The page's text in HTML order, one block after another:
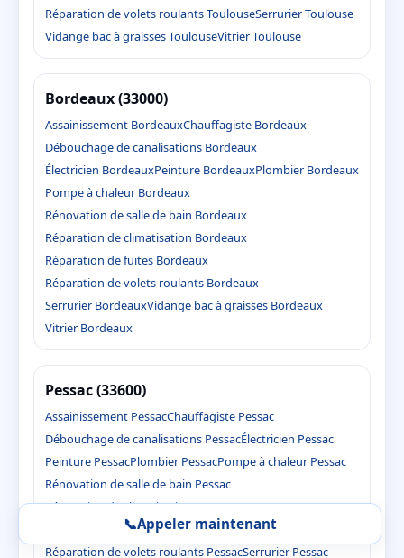
Réparation de volets roulants ToulouseSerrurier Toulouse
Vidange bac à graisses ToulouseVitrier Toulouse
Bordeaux (33000)
Assainissement BordeauxChauffagiste Bordeaux
Débouchage de canalisations Bordeaux
Électricien BordeauxPeinture BordeauxPlombier Bordeaux
Pompe à chaleur Bordeaux
Rénovation de salle de bain Bordeaux
Réparation de climatisation Bordeaux
Réparation de fuites Bordeaux
Réparation de volets roulants Bordeaux
Serrurier BordeauxVidange bac à graisses Bordeaux
Vitrier Bordeaux
Pessac (33600)
Assainissement PessacChauffagiste Pessac
Débouchage de canalisations PessacÉlectricien Pessac
Peinture PessacPlombier PessacPompe à chaleur Pessac
Rénovation de salle de bain Pessac
Réparation de climatisation Pessac
Réparation de fuites Pessac
Réparation de volets roulants PessacSerrurier Pessac
📞Appeler maintenant